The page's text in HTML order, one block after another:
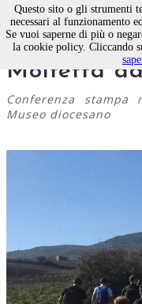
Il
Molfetta
Conferenza
Museo diocesano
Questo sito o gli strumenti
necessari al funzionamento
Se vuoi saperne di più o
la cookie policy. Cliccando